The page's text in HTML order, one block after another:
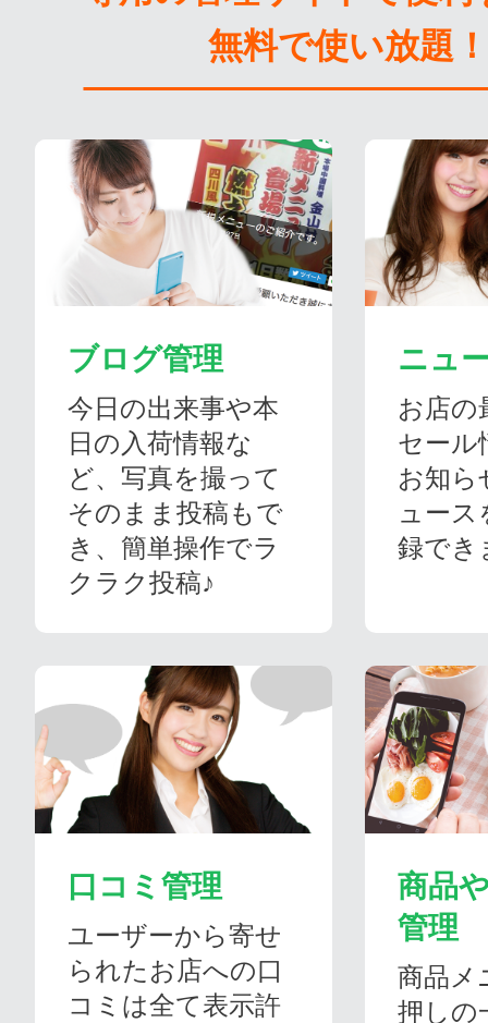
無料で使い放題！
ブログ管理
今日の出来事や本
日の入荷情報な
ど、写真を撮って
そのまま投稿もで
き、簡単操作でラ
クラク投稿♪
ニュ
お店の
セール
お知ら
ュー
録でき
口コミ管理
ユーザーから寄せ
られたお店への口
コミは全て表示許
商品
管理
商品メ
押しの